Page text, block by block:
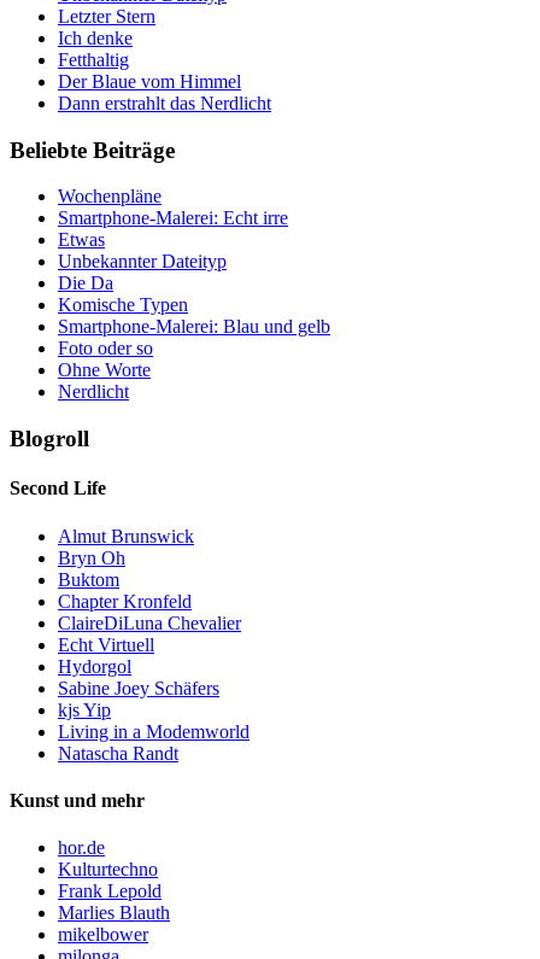
Letzter Stern
Ich denke
Fetthaltig
Der Blaue vom Himmel
Dann erstrahlt das Nerdlicht
Beliebte Beiträge
Wochenpläne
Smartphone-Malerei: Echt irre
Etwas
Unbekannter Dateityp
Die Da
Komische Typen
Smartphone-Malerei: Blau und gelb
Foto oder so
Ohne Worte
Nerdlicht
Blogroll
Second Life
Almut Brunswick
Bryn Oh
Buktom
Chapter Kronfeld
ClaireDiLuna Chevalier
Echt Virtuell
Hydorgol
Sabine Joey Schäfers
kjs Yip
Living in a Modemworld
Natascha Randt
Kunst und mehr
hor.de
Kulturtechno
Frank Lepold
Marlies Blauth
mikelbower